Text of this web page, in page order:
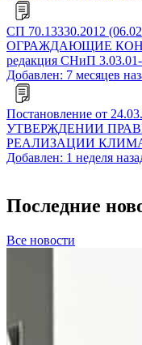
СП 70.13330.2012
ОГРАЖДАЮЩИЕ
редакция СНиП
Добавлен: 7 месяцев
Постановление от
УТВЕРЖДЕНИИ
РЕАЛИЗАЦИИ
Добавлен: 1 неделя
Последние
Все новости